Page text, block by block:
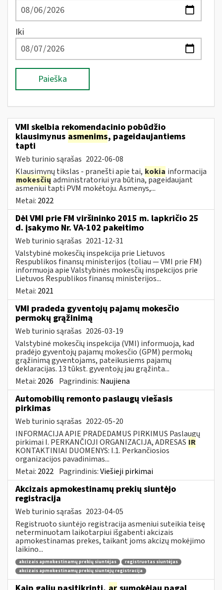
Iki
Paieška
VMI skelbia rekomendacinio pobūdžio
klausimynus asmenims, pageidaujantiems
tapti
Web turinio sąrašas 2022-06-08
Klausimynų tikslas - pranešti apie tai, kokia informacija
mokesčių administratoriui yra būtina, pageidaujant
asmeniui tapti PVM mokėtoju. Asmenys,...
Metai: 2022
Dėl VMI prie FM viršininko 2015 m. lapkričio 25
d. įsakymo Nr. VA-102 pakeitimo
Web turinio sąrašas 2021-12-31
Valstybinė mokesčių inspekcija prie Lietuvos
Respublikos finansų ministerijos (toliau ― VMI prie FM)
informuoja apie Valstybinės mokesčių inspekcijos prie
Lietuvos Respublikos finansų ministerijos...
Metai: 2021
VMI pradeda gyventojų pajamų mokesčio
permokų grąžinimą
Web turinio sąrašas 2026-03-19
Valstybinė mokesčių inspekcija (VMI) informuoja, kad
pradėjo gyventojų pajamų mokesčio (GPM) permokų
grąžinimą gyventojams, pateikusiems pajamų
deklaracijas. 13 tūkst. gyventojų jau grąžinta...
Metai: 2026 Pagrindinis: Naujiena
Automobilių remonto paslaugų viešasis
pirkimas
Web turinio sąrašas 2022-05-20
INFORMACIJA APIE PRADEDAMUS PIRKIMUS Paslaugų
pirkimai I. PERKANČIOJI ORGANIZACIJA, ADRESAS IR
KONTAKTINIAI DUOMENYS: I.1. Perkančiosios
organizacijos pavadinimas...
Metai: 2022 Pagrindinis:Viešieji pirkimai
Akcizais apmokestinamų prekių siuntėjo
registracija
Web turinio sąrašas 2023-04-05
Registruoto siuntėjo registracija asmeniui suteikia teisę
neterminuotam laikotarpiui išgabenti akcizais
apmokestinamas prekes, taikant joms akcizų mokėjimo
laikino...
akcizais apmokestinamų prekių siuntėjas
registruotas siuntėjas
akcizais apmokestinamų prekių siuntėjų registracija